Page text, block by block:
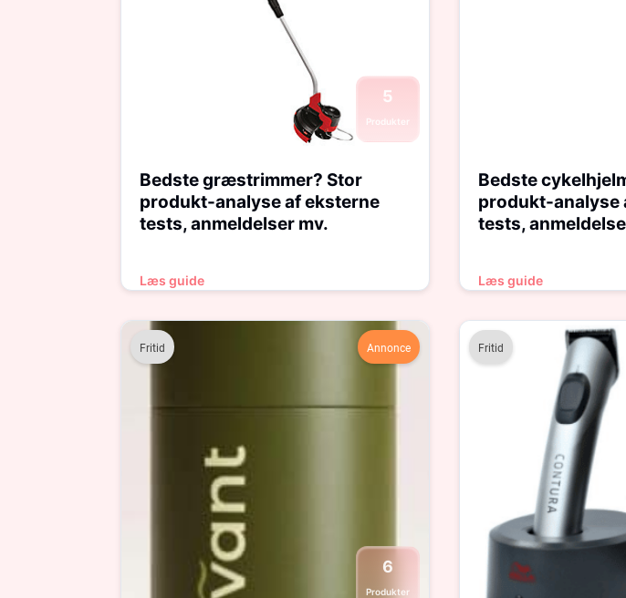
5
Produkter
Bedste græstrimmer? Stor
produkt-analyse af eksterne
tests, anmeldelser mv.
Læs guide
Bedste
produkt-analyse
tests,
Læs guide
Fritid Annonce
6
Produkter
Fritid